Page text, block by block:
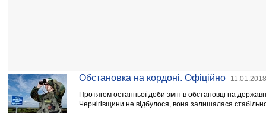
Обстановка на кордоні. Офіційно
Протягом останньої доби змін в обстановці на
Чернігівщини не відбулося, вона залишалася